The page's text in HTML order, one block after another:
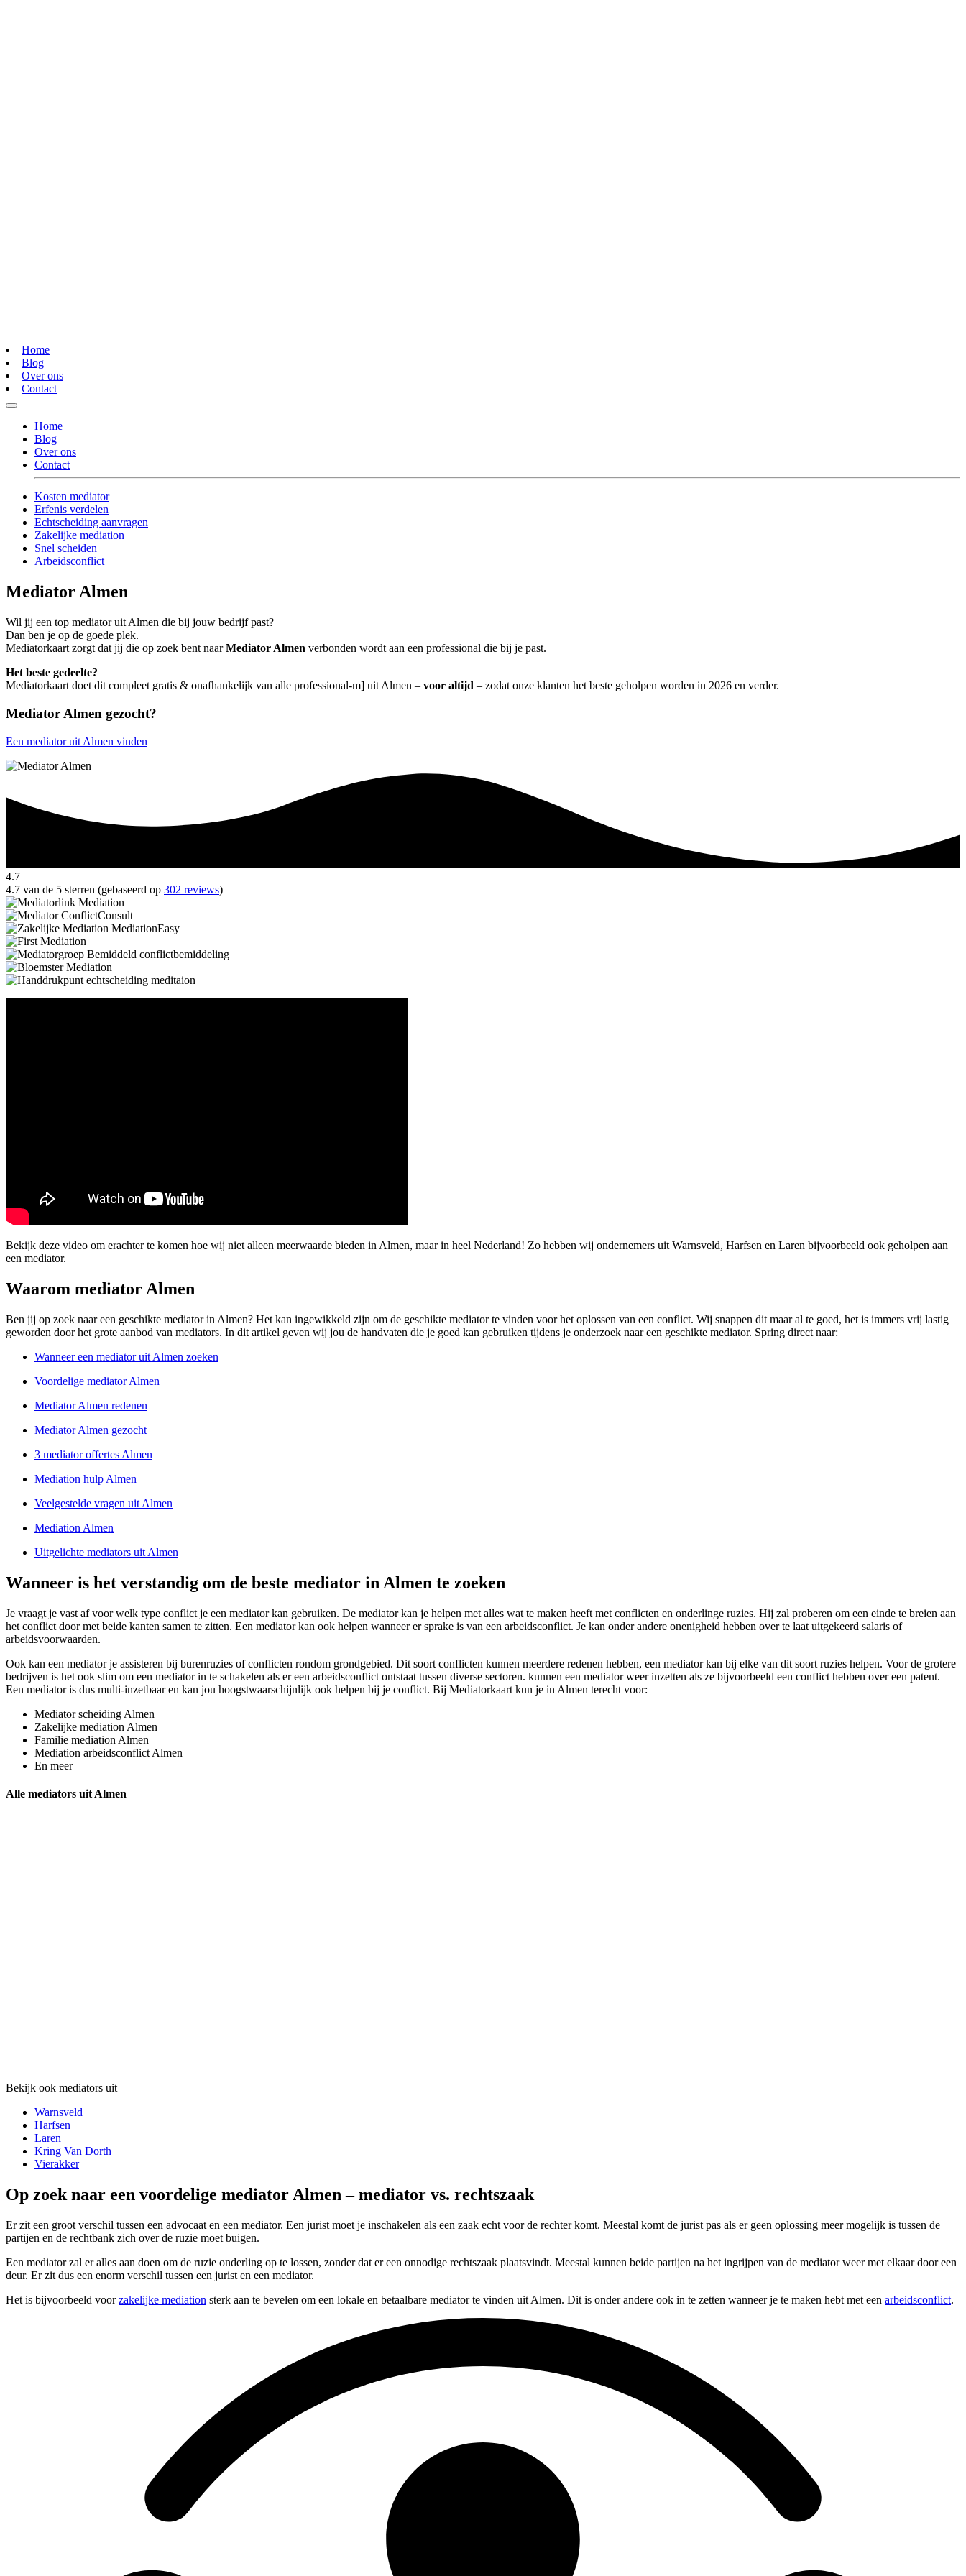
Home
Blog
Over ons
Contact
Home
Blog
Over ons
Contact
Kosten mediator
Erfenis verdelen
Echtscheiding aanvragen
Zakelijke mediation
Snel scheiden
Arbeidsconflict
Mediator Almen
Wil jij een top mediator uit Almen die bij jouw bedrijf past?
Dan ben je op de goede plek.
Mediatorkaart zorgt dat jij die op zoek bent naarMediator Almen verbonden wordt aan een professional die bij je past.
Het beste gedeelte?
Mediatorkaart doet dit compleet gratis & onafhankelijk van alle professional-m] uit Almen – voor altijd – zodat onze klanten het beste geholpen worden in 2026 en verder.
Mediator Almen gezocht?
Een mediator uit Almen vinden
4.7
4.7 van de 5 sterren (gebaseerd op 302 reviews)
Bekijk deze video om erachter te komen hoe wij niet alleen meerwaarde bieden in Almen, maar in heel Nederland! Zo hebben wij ondernemers uit Warnsveld, Harfsen en Laren bijvoorbeeld ook geholpen aan
een mediator.
Waarom mediator Almen
Ben jij op zoek naar een geschikte mediator in Almen? Het kan ingewikkeld zijn om de geschikte mediator te vinden voor het oplossen van een conflict. Wij snappen dit maar al te goed, het is immers vrij lastig
geworden door het grote aanbod van mediators. In dit artikel geven wij jou de handvaten die je goed kan gebruiken tijdens je onderzoek naar een geschikte mediator. Spring direct naar:
Wanneer een mediator uit Almen zoeken
Voordelige mediator Almen
Mediator Almen redenen
Mediator Almen gezocht
3 mediator offertes Almen
Mediation hulp Almen
Veelgestelde vragen uit Almen
Mediation Almen
Uitgelichte mediators uit Almen
Wanneer is het verstandig om de beste mediator in Almen te zoeken
Je vraagt je vast af voor welk type conflict je een mediator kan gebruiken. De mediator kan je helpen met alles wat te maken heeft met conflicten en onderlinge ruzies. Hij zal proberen om een einde te breien aan
het conflict door met beide kanten samen te zitten. Een mediator kan ook helpen wanneer er sprake is van een arbeidsconflict. Je kan onder andere onenigheid hebben over te laat uitgekeerd salaris of
arbeidsvoorwaarden.
Ook kan een mediator je assisteren bij burenruzies of conflicten rondom grondgebied. Dit soort conflicten kunnen meerdere redenen hebben, een mediator kan bij elke van dit soort ruzies helpen. Voor de grotere
bedrijven is het ook slim om een mediator in te schakelen als er een arbeidsconflict ontstaat tussen diverse sectoren. kunnen een mediator weer inzetten als ze bijvoorbeeld een conflict hebben over een patent.
Een mediator is dus multi-inzetbaar en kan jou hoogstwaarschijnlijk ook helpen bij je conflict. Bij Mediatorkaart kun je in Almen terecht voor:
Mediator scheiding Almen
Zakelijke mediation Almen
Familie mediation Almen
Mediation arbeidsconflict Almen
En meer
Alle mediators uit Almen
Bekijk ook mediators uit
Warnsveld
Harfsen
Laren
Kring Van Dorth
Vierakker
Op zoek naar een voordelige mediator Almen – mediator vs. rechtszaak
Er zit een groot verschil tussen een advocaat en een mediator. Een jurist moet je inschakelen als een zaak echt voor de rechter komt. Meestal komt de jurist pas als er geen oplossing meer mogelijk is tussen de
partijen en de rechtbank zich over de ruzie moet buigen.
Een mediator zal er alles aan doen om de ruzie onderling op te lossen, zonder dat er een onnodige rechtszaak plaatsvindt. Meestal kunnen beide partijen na het ingrijpen van de mediator weer met elkaar door een
deur. Er zit dus een enorm verschil tussen een jurist en een mediator.
Het is bijvoorbeeld voorzakelijke mediation sterk aan te bevelen om een lokale en betaalbare mediator te vinden uit Almen. Dit is onder andere ook in te zetten wanneer je te maken hebt met een arbeidsconflict.